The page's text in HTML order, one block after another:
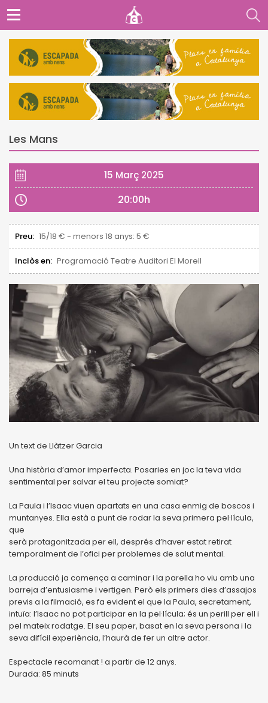
Les Mans
15 Març 2025
20:00h
Preu: 15/18 € - menors 18 anys: 5 €
Inclòs en: Programació Teatre Auditori El Morell
Un text de Llàtzer Garcia
Una història d’amor imperfecta. Posaries en joc la teva vida
sentimental per salvar el teu projecte somiat?
La Paula i l’Isaac viuen apartats en una casa enmig de boscos i
muntanyes. Ella està a punt de rodar la seva primera pel·lícula,
que
serà protagonitzada per ell, després d’haver estat retirat
temporalment de l’ofici per problemes de salut mental.
La producció ja comença a caminar i la parella ho viu amb una
barreja d’entusiasme i vertigen. Però els primers dies d’assajos
previs a la filmació, es fa evident el que la Paula, secretament,
intuïa: l’Isaac no pot participar en la pel·lícula; és un perill per ell i
pel mateix rodatge. El seu paper, basat en la seva persona i la
seva difícil experiència, l’haurà de fer un altre actor.
Espectacle recomanat ! a partir de 12 anys.
Durada: 85 minuts